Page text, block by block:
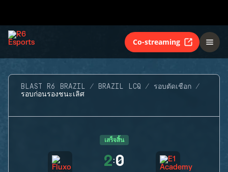
Co-streaming
BLAST R6 BRAZIL BRAZIL LCQ
รอบตัดเชือก
รอบก่อนรองชนะเลิศ
เสร็จสิ้น
2:0